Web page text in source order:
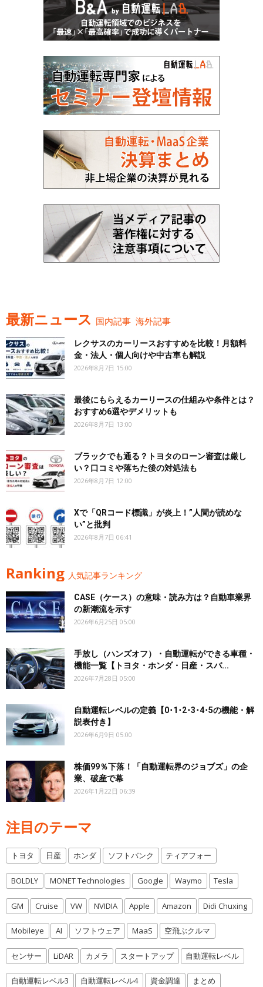
最新ニュース 国内記事 海外記事
レクサスのカーリースおすすめを比較！月額料
金・法人・個人向けや中古車も解説
2026年8月7日 15:00
最後にもらえるカーリースの仕組みや条件とは？
おすすめ6選やデメリットも
2026年8月7日 13:00
ブラックでも通る？トヨタのローン審査は厳し
い？口コミや落ちた後の対処法も
2026年8月7日 12:00
Xで「QRコード標識」が炎上！”人間が読めな
い”と批判
2026年8月7日 06:41
Ranking 人気記事ランキング
CASE（ケース）の意味・読み方は？自動車業界
の新潮流を示す
2026年6月25日 05:00
手放し（ハンズオフ）・自動運転ができる車種・
機能一覧【トヨタ・ホンダ・日産・スバ...
2026年7月28日 05:00
自動運転レベルの定義【0･1･2･3･4･5の機能・解
説表付き】
2026年6月9日 05:00
株価99％下落！「自動運転界のジョブズ」の企
業、破産で幕
2026年1月22日 06:39
注目のテーマ
トヨタ 日産 ホンダ ソフトバンク ティアフォー
BOLDLY MONET Technologies Google Waymo Tesla
GM Cruise VW NVIDIA Apple Amazon Didi Chuxing
Mobileye AI ソフトウェア MaaS 空飛ぶクルマ
センサー LiDAR カメラ スタートアップ 自動運転レベル
自動運転レベル3 自動運転レベル4 資金調達 まとめ